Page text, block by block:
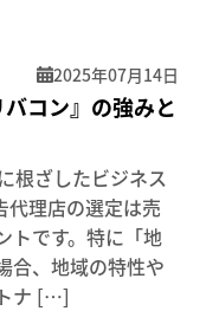
2025年07月14日
コン』の強みと
根ざしたビジネス
代理店の選定は売
トです。特に「地
合、地域の特性や
ナ […]